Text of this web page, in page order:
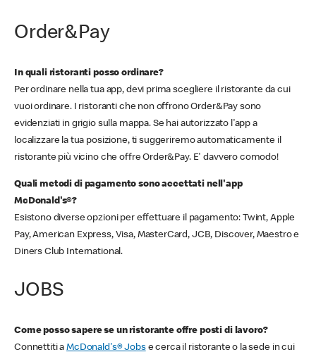
Order&Pay
In quali ristoranti posso ordinare?
Per ordinare nella tua app, devi prima scegliere il ristorante da cui
vuoi ordinare. I ristoranti che non offrono Order&Pay sono
evidenziati in grigio sulla mappa. Se hai autorizzato l'app a
localizzare la tua posizione, ti suggeriremo automaticamente il
ristorante più vicino che offre Order&Pay. E' davvero comodo!
Quali metodi di pagamento sono accettati nell'app
McDonald's®?
Esistono diverse opzioni per effettuare il pagamento: Twint, Apple
Pay, American Express, Visa, MasterCard, JCB, Discover, Maestro e
Diners Club International.
JOBS
Come posso sapere se un ristorante offre posti di lavoro?
Connettiti aMcDonald's® Jobse cerca il ristorante o la sede in cui